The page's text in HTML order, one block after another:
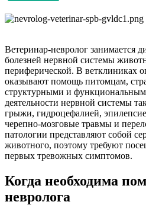
Ветеринар-невролог занимается
болезней нервной системы
периферической. В ветклиниках
оказывают помощь питомцам,
структурными и
деятельности нервной системы
грыжи, гидроцефалией,
черепно-мозговые травмы и
патологии представляют собой
животного, поэтому требуют
первых тревожных симптомов.
Когда необходима
невролога